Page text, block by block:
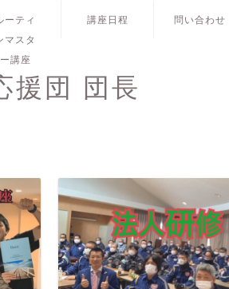
ーティ
マスタ
ー講座
講座日程 問い合わせ
援団 団長